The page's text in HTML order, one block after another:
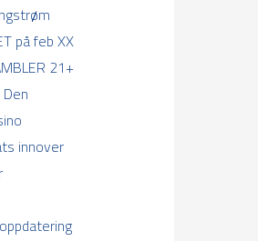
på feb XX
21+
innover